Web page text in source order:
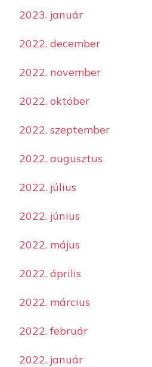
2023. január
2022. december
2022. november
2022. október
2022. szeptember
2022. augusztus
2022. július
2022. június
2022. május
2022. április
2022. március
2022. február
2022. január